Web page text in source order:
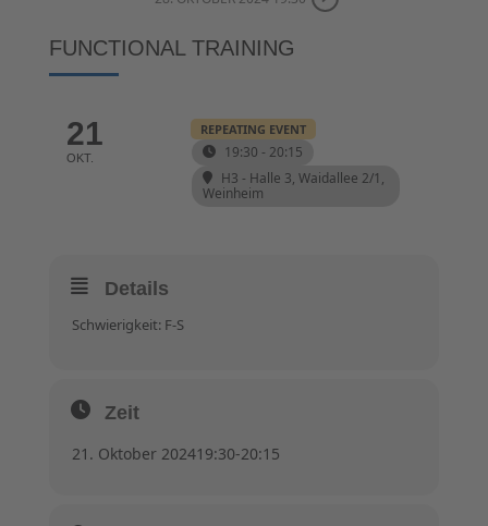
FUNCTIONAL TRAINING
21
OKT.
REPEATING EVENT
19:30 - 20:15
H3 - Halle 3, Waidallee 2/1,
Weinheim
Details
Schwierigkeit: F-S
Zeit
21. Oktober 202419:30-20:15